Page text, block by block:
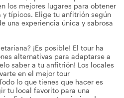
los mejores lugares para obtener
y típicos. Elige tu anfitrión según
una experiencia única y sabrosa
¡Es posible! El tour ha
alternativas para adaptarse a
saber a tu anfitrión! Los locales
en el mejor tour
lo que tienes que hacer es
tu local favorito para una